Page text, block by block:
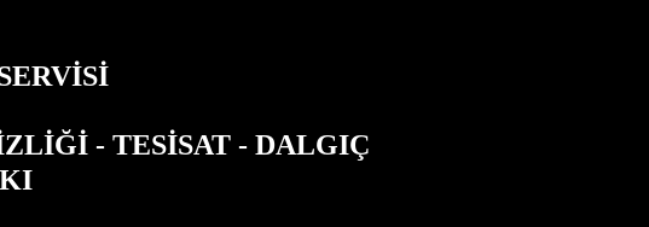
- TESİSAT - DALGIÇ